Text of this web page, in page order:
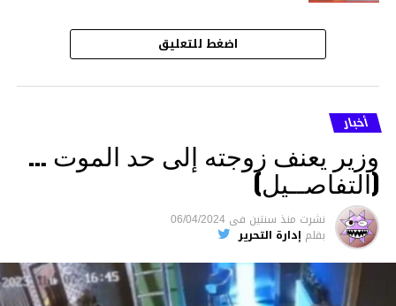
اضغط للتعليق
أخبار
وزير يعنف زوجته إلى حد الموت …
(التفاصــيل)
نشرت منذ سنتين فى 06/04/2024
بقلم إدارة التحرير